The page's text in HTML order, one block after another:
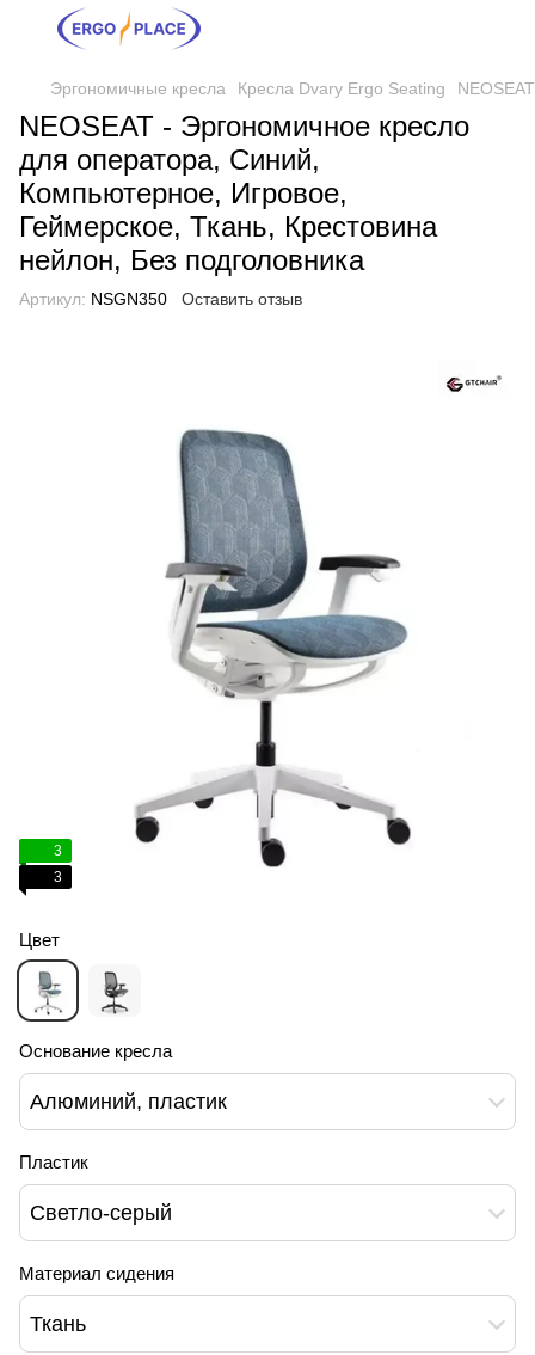
Эргономичные кресла Кресла Dvary Ergo Seating
NEOSEAT - Эргономичное кресло
для оператора, Синий,
Компьютерное, Игровое,
Геймерское, Ткань, Крестовина
нейлон, Без подголовника
Артикул: NSGN350 Оставить отзыв
3
3
Цвет
Основание кресла
Алюминий, пластик
Пластик
Светло-серый
Материал сидения
Ткань